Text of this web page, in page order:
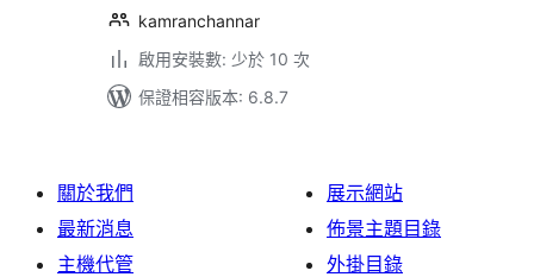
kamranchannar
啟用安裝數: 少於 10 次
保證相容版本: 6.8.7
關於我們
最新消息
主機代管
展示網站
佈景主題目錄
外掛目錄